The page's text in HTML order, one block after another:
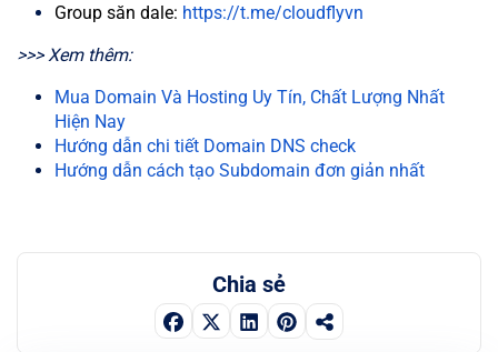
Group săn dale: https://t.me/cloudflyvn
>>> Xem thêm:
Mua Domain Và Hosting Uy Tín, Chất Lượng Nhất
Hiện Nay
Hướng dẫn chi tiết Domain DNS check
Hướng dẫn cách tạo Subdomain đơn giản nhất
Chia sẻ